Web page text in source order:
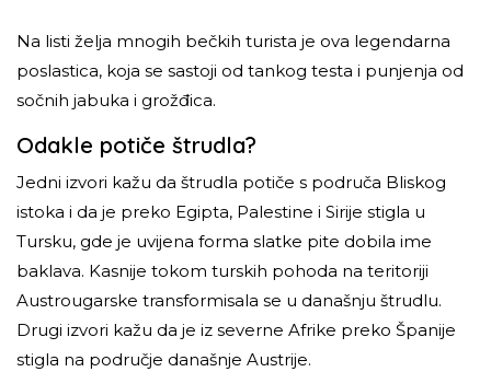
Na listi želja mnogih bečkih turista je ova legendarna
poslastica, koja se sastoji od tankog testa i punjenja od
sočnih jabuka i grožđica.
Odakle potiče štrudla?
Jedni izvori kažu da štrudla potiče s područa Bliskog
istoka i da je preko Egipta, Palestine i Sirije stigla u
Tursku, gde je uvijena forma slatke pite dobila ime
baklava. Kasnije tokom turskih pohoda na teritoriji
Austrougarske transformisala se u današnju štrudlu.
Drugi izvori kažu da je iz severne Afrike preko Španije
stigla na područje današnje Austrije.